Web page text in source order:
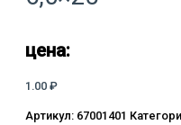
цена:
1.00 ₽
Артикул: 67001401